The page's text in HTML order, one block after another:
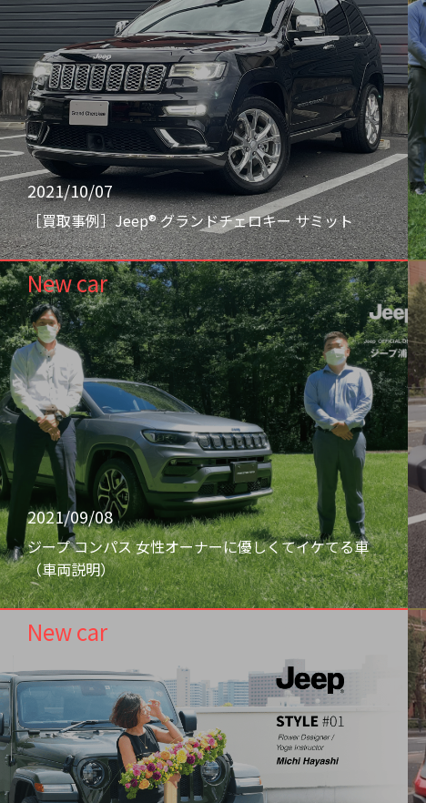
2021/10/07
［買取事例］Jeep® グランドチェロキー サミット
New car
2021/09/08
ジープ コンパス 女性オーナーに優しくてイケてる車
（車両説明）
New car